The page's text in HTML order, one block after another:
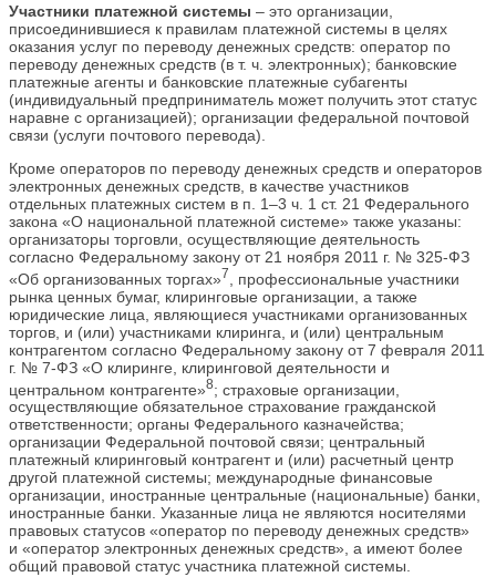
Участники платежной системы – это организации,
присоединившиеся к правилам платежной системы в целях
оказания услуг по переводу денежных средств: оператор по
переводу денежных средств (в т. ч. электронных); банковские
платежные агенты и банковские платежные субагенты
(индивидуальный предприниматель может получить этот статус
наравне с организацией); организации федеральной почтовой
связи (услуги почтового перевода).
Кроме операторов по переводу денежных средств и операторов
электронных денежных средств, в качестве участников
отдельных платежных систем в п. 1–3 ч. 1 ст. 21 Федерального
закона «О национальной платежной системе» также указаны:
организаторы торговли, осуществляющие деятельность
согласно Федеральному закону от 21 ноября 2011 г. № 325-ФЗ
«Об организованных торгах»7
, профессиональные участники
рынка ценных бумаг, клиринговые организации, а также
юридические лица, являющиеся участниками организованных
торгов, и (или) участниками клиринга, и (или) центральным
контрагентом согласно Федеральному закону от 7 февраля 2011
г. № 7-ФЗ «О клиринге, клиринговой деятельности и
центральном контрагенте»8; страховые организации,
осуществляющие обязательное страхование гражданской
ответственности; органы Федерального казначейства;
организации Федеральной почтовой связи; центральный
платежный клиринговый контрагент и (или) расчетный центр
другой платежной системы; международные финансовые
организации, иностранные центральные (национальные) банки,
иностранные банки. Указанные лица не являются носителями
правовых статусов «оператор по переводу денежных средств»
и «оператор электронных денежных средств», а имеют более
общий правовой статус участника платежной системы.